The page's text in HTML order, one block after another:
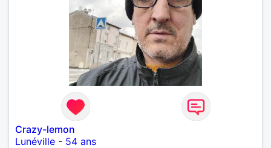
Crazy-lemon
Lunéville - 54 ans